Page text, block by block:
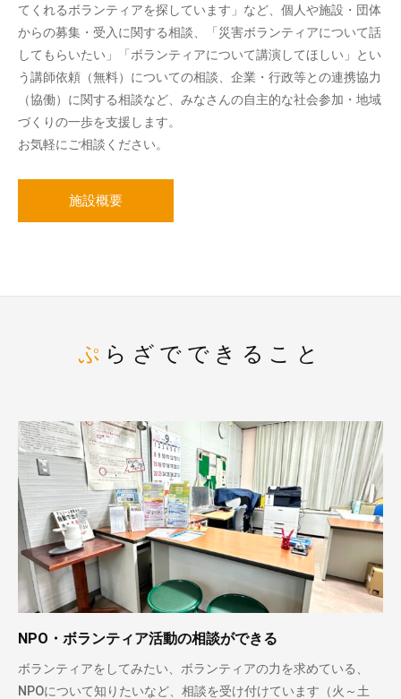
てくれるボランティアを探しています」など、個人や施設・団体
からの募集・受入に関する相談、「災害ボランティアについて話
してもらいたい」「ボランティアについて講演してほしい」とい
う講師依頼（無料）についての相談、企業・行政等との連携協力
（協働）に関する相談など、みなさんの自主的な社会参加・地域
づくりの一歩を支援します。
お気軽にご相談ください。
施設概要
ぷらざでできること
NPO・ボランティア活動の相談ができる
ボランティアをしてみたい、ボランティアの力を求めている、
NPOについて知りたいなど、相談を受け付けています（火～土